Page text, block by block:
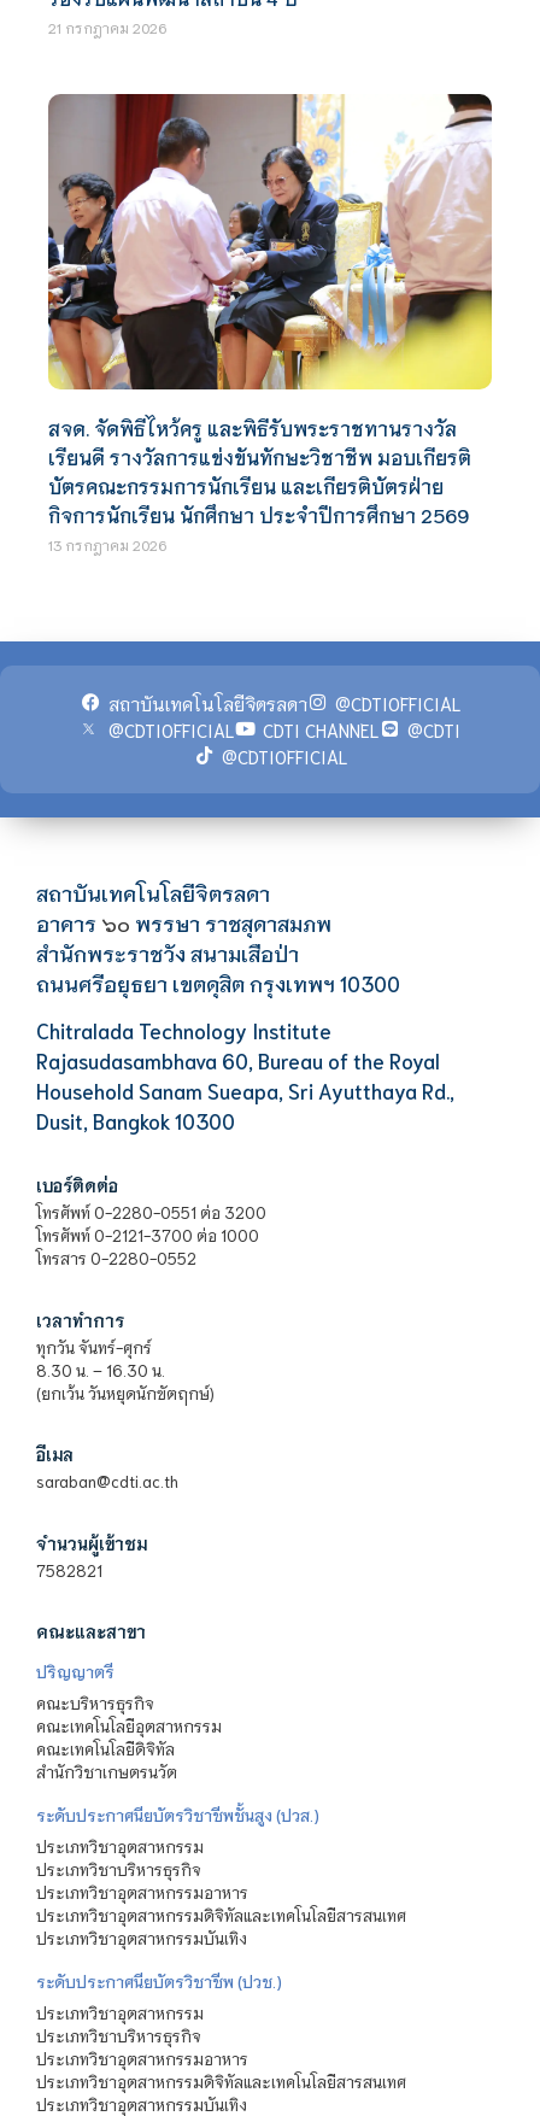
21 กรกฎาคม 2026
สจด. จัดพิธีไหว้ครู และพิธีรับพระราชทานรางวัล
เรียนดี รางวัลการแข่งขันทักษะวิชาชีพ มอบเกียรติ
บัตรคณะกรรมการนักเรียน และเกียรติบัตรฝ่าย
กิจการนักเรียน นักศึกษา ประจำปีการศึกษา 2569
13 กรกฎาคม 2026
สถาบันเทคโนโลยีจิตรลดา
@CDTIOFFICIAL
@CDTIOFFICIAL
CDTI CHANNEL
@CDTI
@CDTIOFFICIAL
สถาบันเทคโนโลยีจิตรลดา
อาคาร ๖๐ พรรษา ราชสุดาสมภพ
สำนักพระราชวัง สนามเสือป่า
ถนนศรีอยุธยา เขตดุสิต กรุงเทพฯ 10300
Chitralada Technology Institute
Rajasudasambhava 60, Bureau of the Royal
Household Sanam Sueapa, Sri Ayutthaya Rd.,
Dusit, Bangkok 10300
เบอร์ติดต่อ
โทรศัพท์ 0-2280-0551 ต่อ 3200
โทรศัพท์ 0-2121-3700 ต่อ 1000
โทรสาร 0-2280-0552
เวลาทำการ
ทุกวัน จันทร์-ศุกร์
8.30 น. – 16.30 น.
(ยกเว้น วันหยุดนักขัตฤกษ์)
อีเมล
saraban@cdti.ac.th
จำนวนผู้เข้าชม
7582821
คณะและสาขา
ปริญญาตรี
คณะบริหารธุรกิจ
คณะเทคโนโลยีอุตสาหกรรม
คณะเทคโนโลยีดิจิทัล
สำนักวิชาเกษตรนวัต
ระดับประกาศนียบัตรวิชาชีพชั้นสูง (ปวส.)
ประเภทวิชาอุตสาหกรรม
ประเภทวิชาบริหารธุรกิจ
ประเภทวิชาอุตสาหกรรมอาหาร
ประเภทวิชาอุตสาหกรรมดิจิทัลและเทคโนโลยีสารสนเทศ
ประเภทวิชาอุตสาหกรรมบันเทิง
ระดับประกาศนียบัตรวิชาชีพ (ปวช.)
ประเภทวิชาอุตสาหกรรม
ประเภทวิชาบริหารธุรกิจ
ประเภทวิชาอุตสาหกรรมอาหาร
ประเภทวิชาอุตสาหกรรมดิจิทัลและเทคโนโลยีสารสนเทศ
ประเภทวิชาอุตสาหกรรมบันเทิง